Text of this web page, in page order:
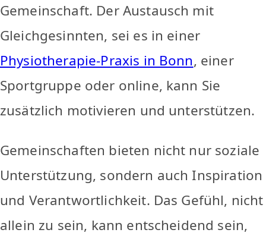
Gemeinschaft. Der Austausch mit
Gleichgesinnten, sei es in einer
Physiotherapie-Praxis in Bonn, einer
Sportgruppe oder online, kann Sie
zusätzlich motivieren und unterstützen.
Gemeinschaften bieten nicht nur soziale
Unterstützung, sondern auch Inspiration
und Verantwortlichkeit. Das Gefühl, nicht
allein zu sein, kann entscheidend sein,